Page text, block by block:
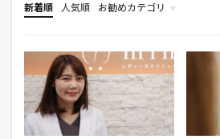
新着順 人気順 お勧めカテゴリ